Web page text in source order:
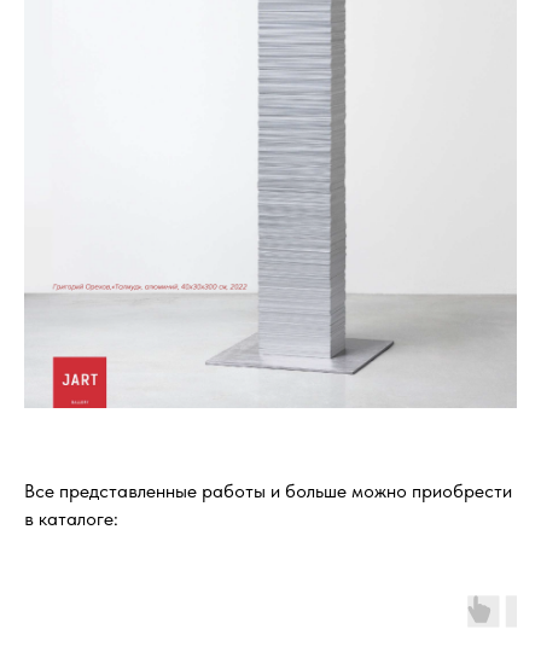
Все представленные работы и больше можно приобрести
в каталоге: